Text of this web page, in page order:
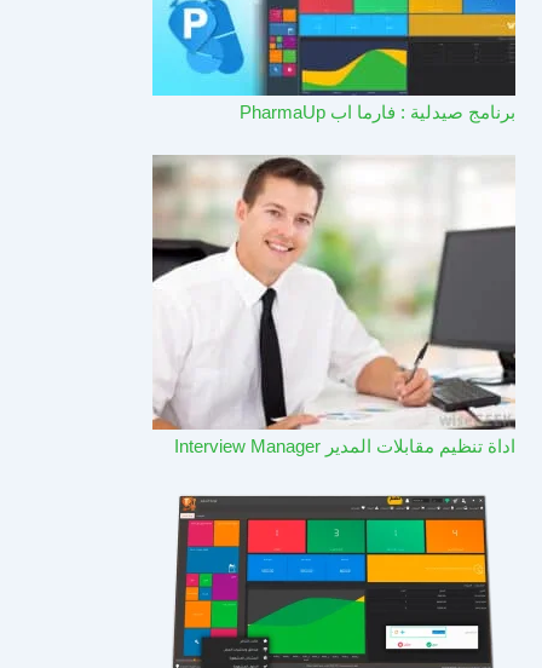
برنامج صيدلية : فارما اب PharmaUp​
اداة تنظيم مقابلات المدير Interview Manager